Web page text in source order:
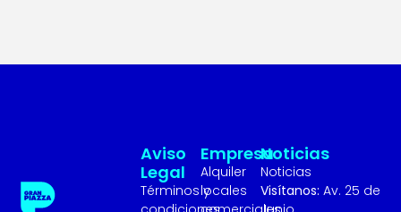
Empresa
Alquiler
locales
Aviso
Legal
Términos y
Noticias
Noticias
Visítanos: Av. 25 de